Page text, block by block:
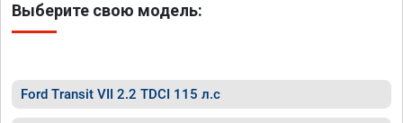
Выберите свою модель:
Ford Transit VII 2.2 TDCI 115 л.с